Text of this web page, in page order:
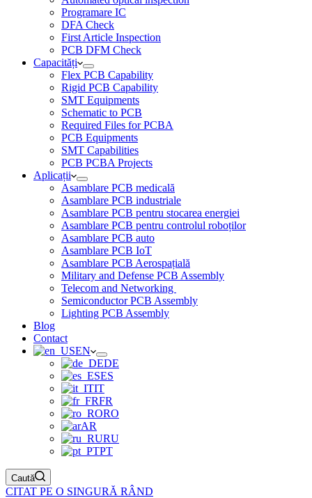
Programare IC
DFA Check
First Article Inspection
PCB DFM Check
Capacități
Flex PCB Capability
Rigid PCB Capability
SMT Equipments
Schematic to PCB
Required Files for PCBA
PCB Equipments
SMT Capabilities
PCB PCBA Projects
Aplicații
Asamblare PCB medicală
Asamblare PCB industriale
Asamblare PCB pentru stocarea energiei
Asamblare PCB pentru controlul roboților
Asamblare PCB auto
Asamblare PCB IoT
Asamblare PCB Aerospațială
Military and Defense PCB Assembly
Telecom and Networking
Semiconductor PCB Assembly
Lighting PCB Assembly
Blog
Contact
EN
DE
ES
IT
FR
RO
AR
RU
PT
Caută
CITAT PE O SINGURĂ RÂND